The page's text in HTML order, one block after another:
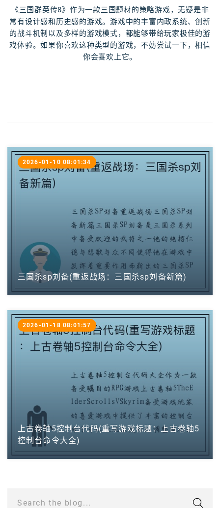
《三国群英传8》作为一款三国题材的策略游戏，无疑是非
常有设计感和历史感的游戏。游戏中的丰富内政系统、创新
的战斗机制以及多样的游戏模式，都能够带给玩家极佳的游
戏体验。如果你喜欢这种类型的游戏，不妨尝试一下，相信
你会喜欢上它。
三国杀sp刘备(重返战场：三国杀sp刘备新篇)
2026-01-10 08:01:34
上古卷轴5控制台代码(重写游戏标题：上古卷轴5
控制台命令大全)
2026-01-18 08:01:57
Search the blog...